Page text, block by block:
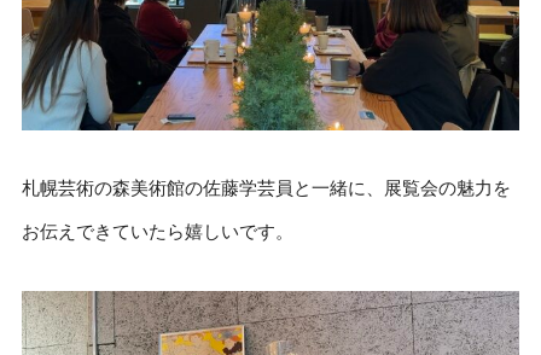
札幌芸術の森美術館の佐藤学芸員と一緒に、展覧会の魅力を
お伝えできていたら嬉しいです。